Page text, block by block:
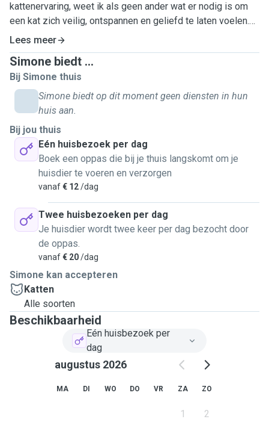
kattenervaring, weet ik als geen ander wat er nodig is om
een kat zich veilig, ontspannen en geliefd te laten voelen.
Vanaf jongs af aan ben ik omringd geweest door katten en
heb ik geleerd wat goede verzorging en aandacht voor hen
inhoudt.
Zelf ben ik trotse eigenaar van Milo, een lieve kat die ik heb
gered uit Griekenland. Milo kwam bij mij als een rescue en
vooral liefde te geven aan katten met verschillende
achtergronden en behoeftes. Daarnaast heb ik via mijn
stiefmoeder, die een rescuecentrum voor katten en honden
runt, geleerd hoe ik de beste zorg kan bieden aan dieren.
Van haar heb ik niet alleen de praktische vaardigheden
opgedaan, zoals borstelen, nagels knippen en eventueel
medicatie toedienen, maar ook het geduld en de liefde die
deze dieren vaak nodig hebben.
alle aandacht die hij of zij verdient, van knuffelen tot spelen,
zodat uw kat zich echt op zijn gemak voelt. Daarnaast zorg
ik voor een comfortabele omgeving door dagelijkse
verzorging en voeding precies volgens de gewoontes van
Kortom, met mij als kattenoppas bent u verzekerd van
zal in mijn handen liefdevol en met toewijding verzorgd
Lees meer
Simone biedt ...
Bij Simone thuis
Simone biedt op dit moment geen diensten in hun
huis aan.
Bij jou thuis
Eén huisbezoek per dag
Boek een oppas die bij je thuis langskomt om je
huisdier te voeren en verzorgen
vanaf€ 12/dag
Twee huisbezoeken per dag
Je huisdier wordt twee keer per dag bezocht door
de oppas.
vanaf€ 20/dag
Simone kan accepteren
Katten
Alle soorten
Beschikbaarheid
Eén huisbezoek per
dag
augustus 2026
MA DI WO DO VR ZA ZO
1 2